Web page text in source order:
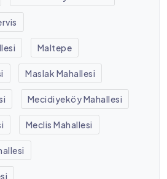
Maltepe
Maslak Mahallesi
Mecidiyeköy Mahallesi
Meclis Mahallesi